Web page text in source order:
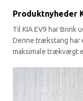
Produktnyheder
Til KIA EV9 har
Denne trækstang har
maksimale trækvægt